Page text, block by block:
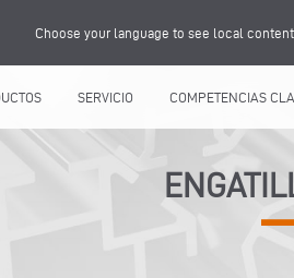
Choose your language to see local content
SERVICIO COMPETENCIAS